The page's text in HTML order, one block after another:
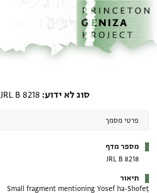
דילוג לתוכן
דף הבית
סוג לא ידוע JRL B 8218
מספר מדף
JRL B 8218
תיאור
Small fragment mentioning Yosef ha-Shofeṭ